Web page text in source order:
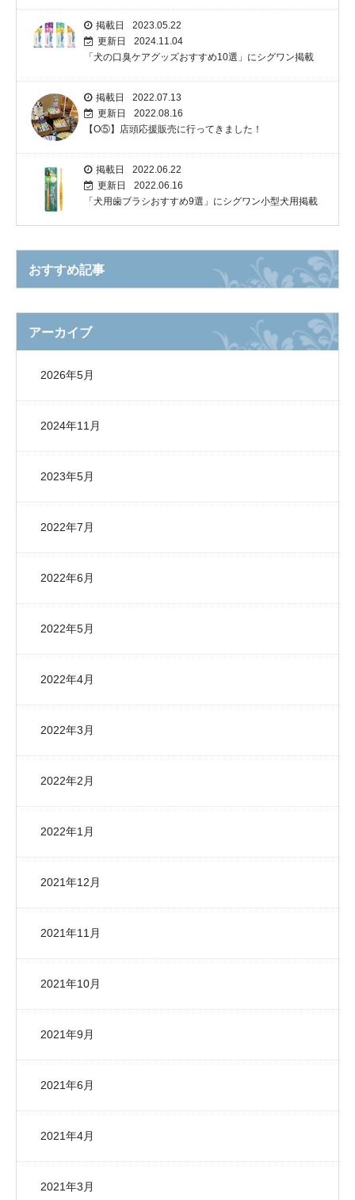
掲載日
2023.05.22
更新日
2024.11.04
「犬の口臭ケアグッズおすすめ10選」にシグワン掲載
掲載日
2022.07.13
更新日
2022.08.16
【O⑤】店頭応援販売に行ってきました！
掲載日
2022.06.22
更新日
2022.06.16
「犬用歯ブラシおすすめ9選」にシグワン小型犬用掲載
おすすめ記事
アーカイブ
2026年5月
2024年11月
2023年5月
2022年7月
2022年6月
2022年5月
2022年4月
2022年3月
2022年2月
2022年1月
2021年12月
2021年11月
2021年10月
2021年9月
2021年6月
2021年4月
2021年3月